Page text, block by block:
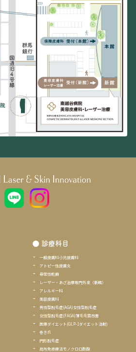
診療科目
一般皮膚科小児皮膚科
アトピー性皮膚炎
尋常性乾癬
レーザー・あざ治療専門外来（新館）
アレルギー科
美容皮膚科
男性型脱毛症(AGA)女性型脱毛症
女性型脱毛症(FAGA)薄毛毛質改善
医療ダイエット(GLP-1ダイエット注射)
巻き爪
円形脱毛症
局所免疫療法モノクロロ酢酸